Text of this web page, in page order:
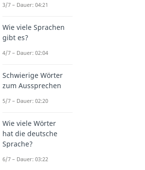
Liebessprüche
Zitate Liebe
Dauer: 02:30
Hab dich lieb
Dauer: 02:59
Liebe ist Sprüche
Dauer: 02:09
3/7 – Dauer: 04:21
Wie viele Sprachen
gibt es?
4/7 – Dauer: 02:04
Schwierige Wörter
zum Aussprechen
5/7 – Dauer: 02:20
Wie viele Wörter
hat die deutsche
Sprache?
6/7 – Dauer: 03:22